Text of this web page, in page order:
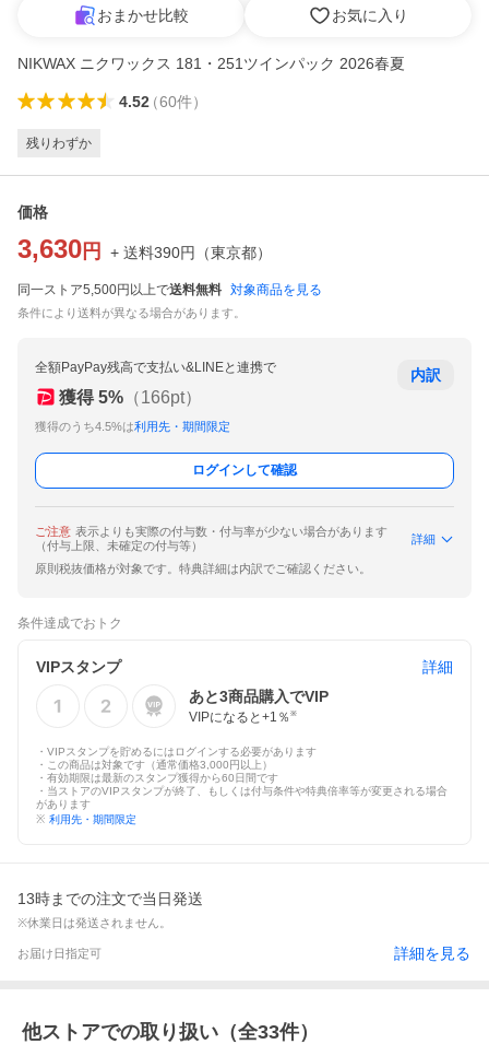
おまかせ比較 お気に入り
NIKWAX ニクワックス 181・251ツインパック 2026春夏
4.52（60件）
残りわずか
価格
3,630 円 + 送料390円 （東京都）
同一ストア5,500円以上で送料無料 対象商品を見る
条件により送料が異なる場合があります。
全額PayPay残高で支払い&LINEと連携で
獲得 5% （166pt）
獲得のうち4.5%は利用先・期間限定
内訳
ログインして確認
ご注意 表示よりも実際の付与数・付与率が少ない場合があります
（付与上限、未確定の付与等）
詳細
原則税抜価格が対象です。特典詳細は内訳でご確認ください。
条件達成でおトク
VIPスタンプ
詳細
あと3商品購入でVIP
VIPになると+1 ％ ※
・VIPスタンプを貯めるにはログインする必要があります
・この商品は対象です（通常価格3,000円以上）
・有効期限は最新のスタンプ獲得から60日間です
・当ストアのVIPスタンプが終了、もしくは付与条件や特典倍率等が変更される場合
があります
※ 利用先・期間限定
13時までの注文で当日発送
※休業日は発送されません。
お届け日指定可 詳細を見る
他ストアでの取り扱い（全33件）